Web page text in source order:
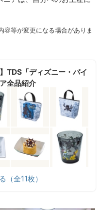
容等が変更になる場合がありま
TDS「ディズニー・パイ
全品紹介
（全11枚）